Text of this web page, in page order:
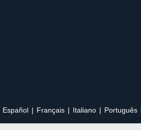
Español Français Italiano Português